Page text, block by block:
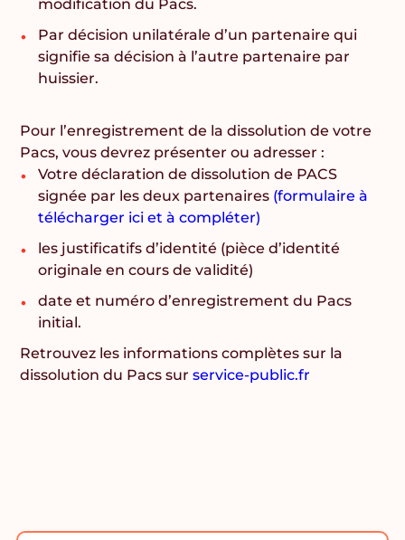
modification du Pacs.
Par décision unilatérale d’un partenaire qui
signifie sa décision à l’autre partenaire par
huissier.
Pour l’enregistrement de la dissolution de votre
Pacs, vous devrez présenter ou adresser :
Votre déclaration de dissolution de PACS
signée par les deux partenaires (formulaire à
télécharger ici et à compléter)
les justificatifs d’identité (pièce d’identité
originale en cours de validité)
date et numéro d’enregistrement du Pacs
initial.
Retrouvez les informations complètes sur la
dissolution du Pacs surservice-public.fr